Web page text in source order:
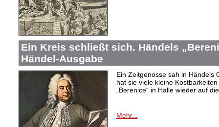
Ein Kreis schließt sich. Händels
Händel-Ausgabe
Ein Zeitgenosse sah in Händels
hat sie viele kleine
„Berenice“ in Halle wieder auf
Mehr...